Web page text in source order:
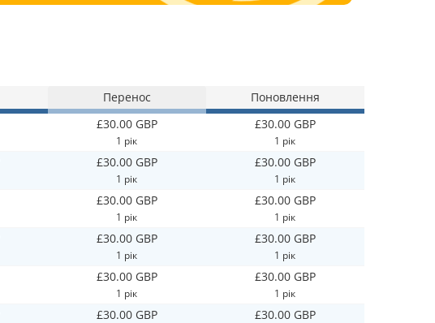
Перенос Поновлення
£30.00 GBP
1 рік
£30.00 GBP
1 рік
£30.00 GBP
1 рік
£30.00 GBP
1 рік
£30.00 GBP
1 рік
£30.00 GBP
1 рік
£30.00 GBP
1 рік
£30.00 GBP
1 рік
£30.00 GBP
1 рік
£30.00 GBP
1 рік
£30.00 GBP £30.00 GBP